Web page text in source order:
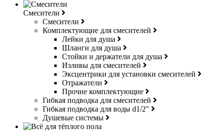
Смесители
Смесители
Комплектующие для смесителей
Лейки для душа
Шланги для душа
Стойки и держатели для душа
Изливы для смесителей
Эксцентрики для установки смесителей
Отражатели
Прочие комплектующие
Гибкая подводка для смесителей
Гибкая подводка для воды d1/2"
Душевые системы